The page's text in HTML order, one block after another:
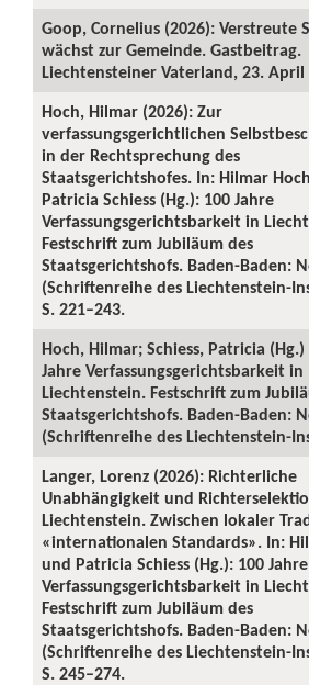
Goop, Cornelius (2026): Verstreute
wächst zur Gemeinde. Gastbeitrag.
Liechtensteiner Vaterland, 23. April
Hoch, Hilmar (2026): Zur
verfassungsgerichtlichen
in der Rechtsprechung des
Staatsgerichtshofes. In: Hilmar
Patricia Schiess (Hg.): 100 Jahre
Verfassungsgerichtsbarkeit in
Festschrift zum Jubiläum des
Staatsgerichtshofs. Baden-Baden:
(Schriftenreihe des Liechtenstein-
S. 221–243.
Hoch, Hilmar; Schiess, Patricia (Hg.)
Jahre Verfassungsgerichtsbarkeit in
Liechtenstein. Festschrift zum
Staatsgerichtshofs. Baden-Baden:
(Schriftenreihe des Liechtenstein-
Langer, Lorenz (2026): Richterliche
Unabhängigkeit und
Liechtenstein. Zwischen lokaler
«internationalen Standards». In:
und Patricia Schiess (Hg.): 100 Jahre
Verfassungsgerichtsbarkeit in
Festschrift zum Jubiläum des
Staatsgerichtshofs. Baden-Baden:
(Schriftenreihe des Liechtenstein-
S. 245–274.